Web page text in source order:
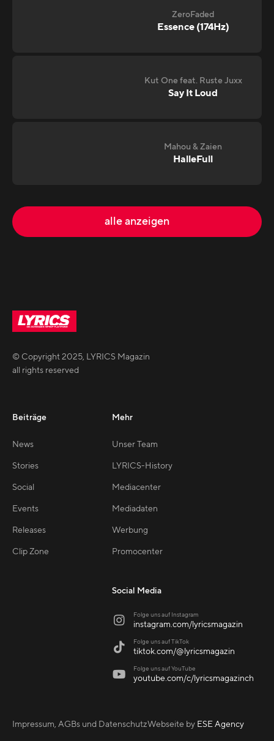
ZeroFaded
Essence (174Hz)
Kut One feat. Ruste Juxx
Say It Loud
Mahou & Zaien
HalleFull
alle anzeigen
© Copyright2025, LYRICS Magazin
all rights reserved
Beiträge
News
Stories
Social
Events
Releases
Clip Zone
Mehr
Unser Team
LYRICS-History
Mediacenter
Mediadaten
Werbung
Promocenter
Social Media
 Folge uns auf Instagram
instagram.com/lyricsmagazin
 Folge uns auf TikTok
tiktok.com/@lyricsmagazin
 Folge uns auf YouTube
youtube.com/c/lyricsmagazinch
Impressum, AGBs und DatenschutzWebseite by ESE Agency